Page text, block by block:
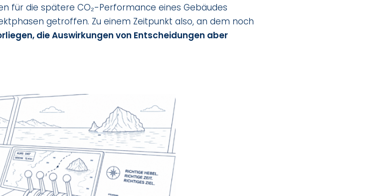
für die spätere CO₂-Performance eines Gebäudes
getroffen. Zu einem Zeitpunkt also, an dem noch
die Auswirkungen von Entscheidungen aber